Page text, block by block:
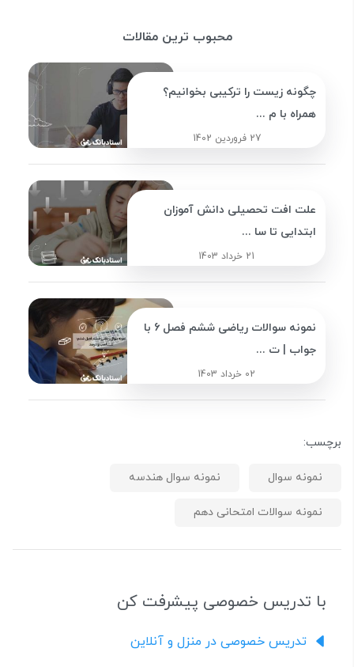
محبوب ترین مقالات
چگونه زیست را ترکیبی بخوانیم؟
همراه با م ...
27 فروردین 1402
علت افت تحصیلی دانش آموزان
ابتدایی تا سا ...
21 خرداد 1403
نمونه سوالات ریاضی ششم فصل 6 با
جواب | ت ...
02 خرداد 1403
برچسب:
نمونه سوال نمونه سوال هندسه
نمونه سوالات امتحانی دهم
با تدریس خصوصی پیشرفت کن
تدریس خصوصی در منزل و آنلاین